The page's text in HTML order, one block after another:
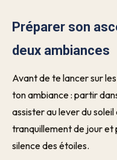
Préparer son
deux ambiances
Avant de te lancer sur
ton ambiance : partir
assister au lever du
tranquillement de jour et
silence des étoiles.